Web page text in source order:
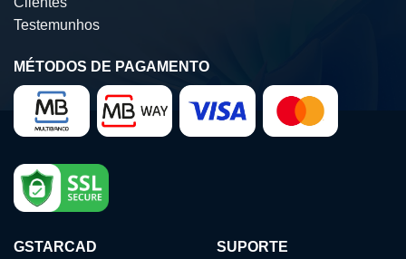
Testemunhos
MÉTODOS DE PAGAMENTO
GSTARCAD
SUPORTE